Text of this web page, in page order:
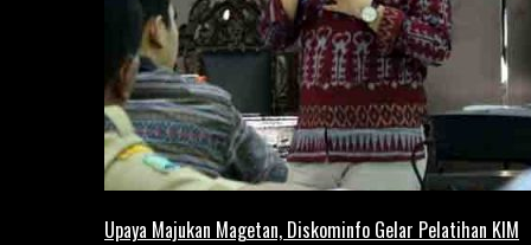
Upaya Majukan Magetan, Diskominfo Gelar Pelatihan KIM